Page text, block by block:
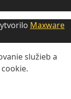
Maxware
služieb a